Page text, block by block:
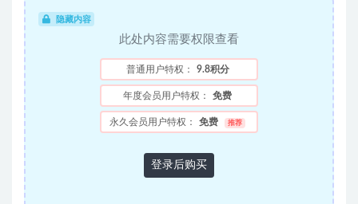
隐藏内容
此处内容需要权限查看
普通用户特权： 9.8积分
年度会员用户特权： 免费
永久会员用户特权： 免费 推荐
登录后购买